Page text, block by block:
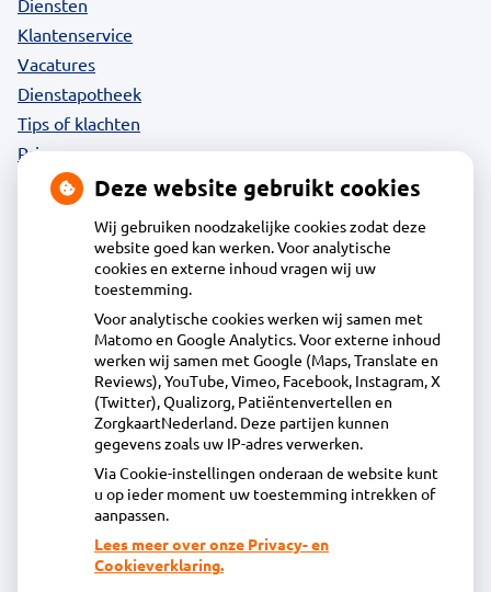
Klantenservice
Vacatures
Dienstapotheek
Tips of klachten
Privacy
Acdapha Apotheek Volendam
Herculeslaan 1, 1131MR Volendam
0299-363480
info@apotheekvolendam.nl
Inschrijven
Centrale administratie
Heeft u vragen of opmerkingen over uw
Deze website gebruikt cookies
Wij gebruiken noodzakelijke cookies zodat deze
website goed kan werken. Voor analytische
cookies en externe inhoud vragen wij uw
toestemming.
Voor analytische cookies werken wij samen met
Matomo en Google Analytics. Voor externe inhoud
werken wij samen met Google (Maps, Translate en
Reviews), YouTube, Vimeo, Facebook, Instagram, X
(Twitter), Qualizorg, Patiëntenvertellen en
ZorgkaartNederland. Deze partijen kunnen
gegevens zoals uw IP-adres verwerken.
Via Cookie-instellingen onderaan de website kunt
u op ieder moment uw toestemming intrekken of
aanpassen.
Lees meer over onze Privacy- en
Cookieverklaring.